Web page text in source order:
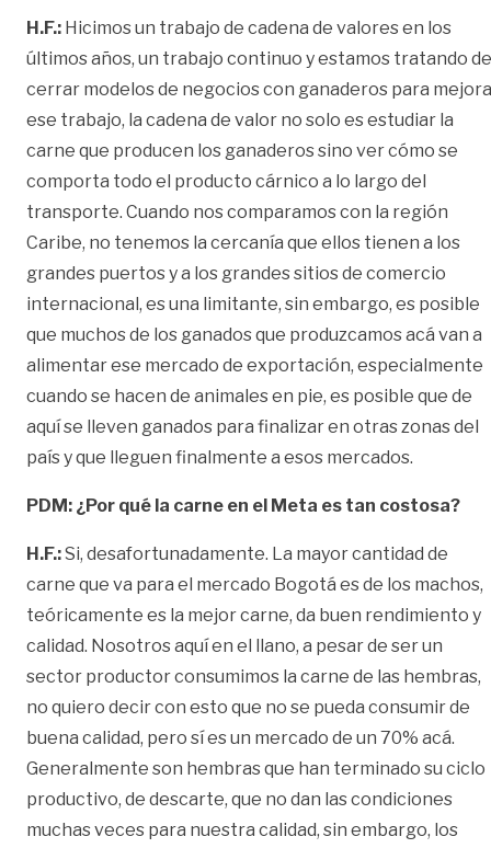
H.F.: Hicimos un trabajo de cadena de valores en los
últimos años, un trabajo continuo y estamos tratando de
cerrar modelos de negocios con ganaderos para
ese trabajo, la cadena de valor no solo es estudiar la
carne que producen los ganaderos sino ver cómo se
comporta todo el producto cárnico a lo largo del
transporte. Cuando nos comparamos con la región
Caribe, no tenemos la cercanía que ellos tienen a los
grandes puertos y a los grandes sitios de comercio
internacional, es una limitante, sin embargo, es posible
que muchos de los ganados que produzcamos acá van a
alimentar ese mercado de exportación, especialmente
cuando se hacen de animales en pie, es posible que de
aquí se lleven ganados para finalizar en otras zonas del
país y que lleguen finalmente a esos mercados.
PDM: ¿Por qué la carne en el Meta es tan costosa?
H.F.:Si, desafortunadamente. La mayor cantidad de
carne que va para el mercado Bogotá es de los machos,
teóricamente es la mejor carne, da buen rendimiento y
calidad. Nosotros aquí en el llano, a pesar de ser un
sector productor consumimos la carne de las hembras,
no quiero decir con esto que no se pueda consumir de
buena calidad, pero sí es un mercado de un 70% acá.
Generalmente son hembras que han terminado su ciclo
productivo, de descarte, que no dan las condiciones
muchas veces para nuestra calidad, sin embargo, los